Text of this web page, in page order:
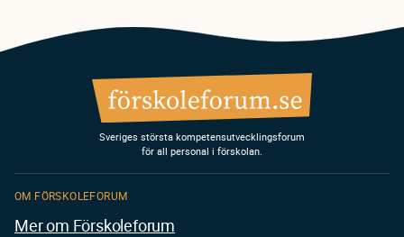
Sveriges största kompetensutvecklingsforum
för all personal i förskolan.
OM FÖRSKOLEFORUM
Mer om Förskoleforum